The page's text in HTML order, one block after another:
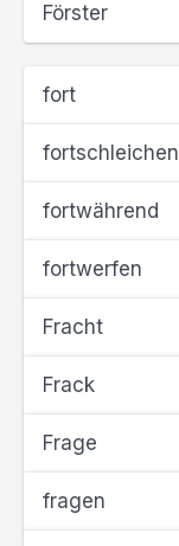
Förster
fort
fortschleichen
fortwährend
fortwerfen
Fracht
Frack
Frage
fragen